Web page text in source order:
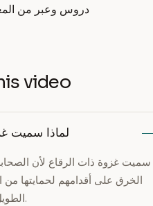
دروس وعبر من
video
لماذا سميت
سميت غزوة ذات الرقاع لأن
الخرق على أقدامهم لحمايتها
الطويل، وهذا هو السبب الأكثر شيوعًا.